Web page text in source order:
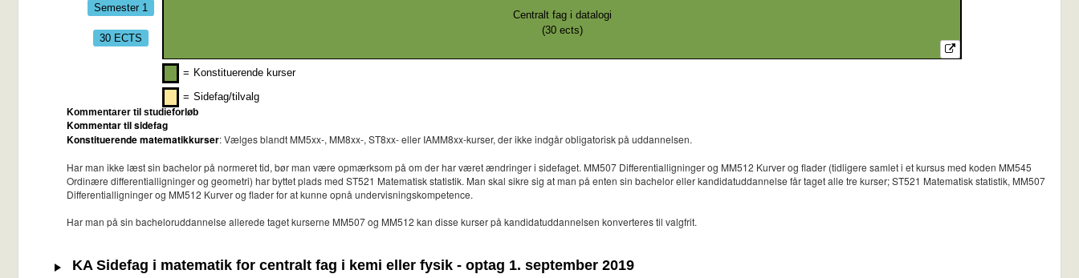
Semester 1
30 ECTS
Centralt fag i datalogi
(30ects)
= Konstituerende kurser
= Sidefag/tilvalg
Kommentarer til studieforløb
Kommentar til sidefag
Konstituerende matematikkurser: Vælges blandt MM5xx-, MM8xx-, ST8xx- eller IAMM8xx-kurser, der ikke indgår obligatorisk på uddannelsen.
Har man ikke læst sin bachelor på normeret tid, bør man være opmærksom på om der har været ændringer i sidefaget. MM507 Differentialligninger og MM512 Kurver og flader (tidligere samlet i et kursus med koden MM545
Ordinære differentialligninger og geometri) har byttet plads med ST521 Matematisk statistik. Man skal sikre sig at man på enten sin bachelor eller kandidatuddannelse får taget alle tre kurser; ST521 Matematisk statistik, MM507
Differentialligninger og MM512 Kurver og flader for at kunne opnå undervisningskompetence.
Har man på sin bacheloruddannelse allerede taget kurserne MM507 og MM512 kan disse kurser på kandidatuddannelsen konverteres til valgfrit.
KA Sidefag i matematik for centralt fag i kemi eller fysik - optag 1. september 2019